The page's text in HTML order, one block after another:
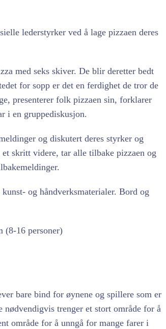
lederstyrker ved å lage pizzaen deres
med seks skiver. De blir deretter bedt
for sopp er det en ferdighet de tror de
presenterer folk pizzaen sin, forklarer
i en gruppediskusjon.
og diskutert deres styrker og
skritt videre, tar alle tilbake pizzaen og
og håndverksmaterialer. Bord og
(8-16 personer)
bare bind for øynene og spillere som er
trenger et stort område for å
område for å unngå for mange farer i